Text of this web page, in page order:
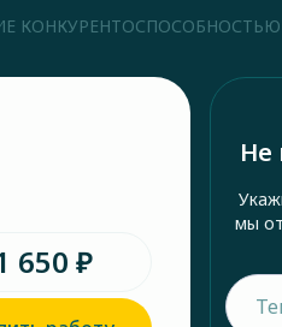
650 ₽
Не
мы